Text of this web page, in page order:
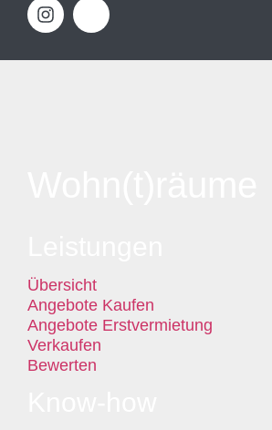
Übersicht
Angebote Kaufen
Angebote Erstvermietung
Verkaufen
Bewerten